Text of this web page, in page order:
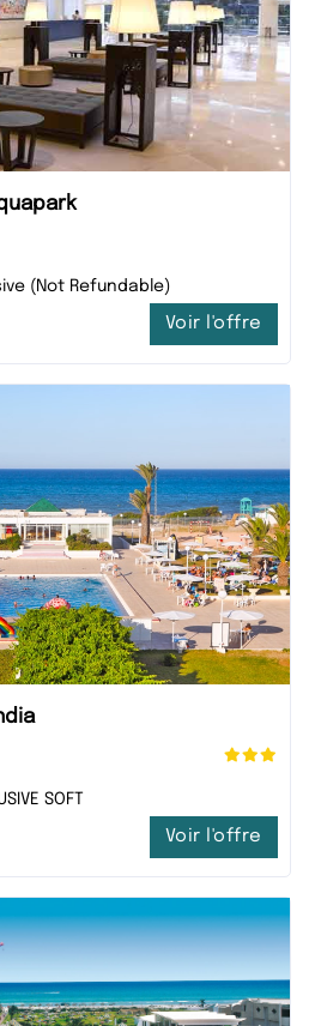
(Not Refundable)
Voir l'offre
SOFT
Voir l'offre